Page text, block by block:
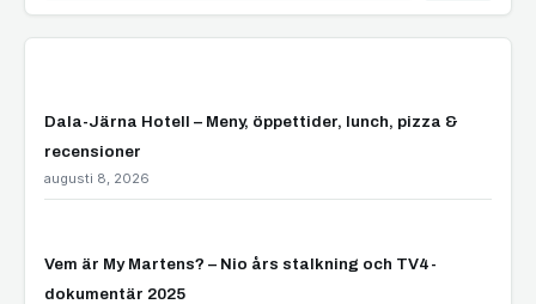
Dala-Järna Hotell – Meny, öppettider, lunch, pizza &
recensioner
augusti 8, 2026
Vem är My Martens? – Nio års stalkning och TV4-
dokumentär 2025